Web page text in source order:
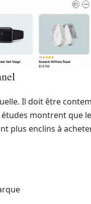
Il doit être
montrent que
plus enclins à